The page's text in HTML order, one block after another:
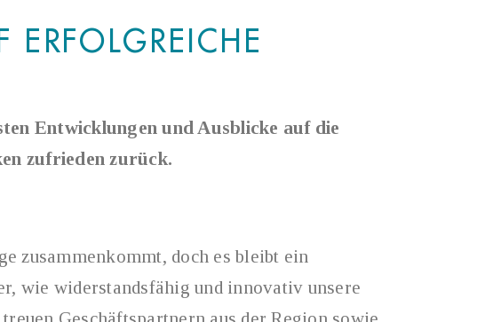
Entwicklungen und Ausblicke auf die
zufrieden zurück.
zusammenkommt, doch es bleibt ein
wie widerstandsfähig und innovativ unsere